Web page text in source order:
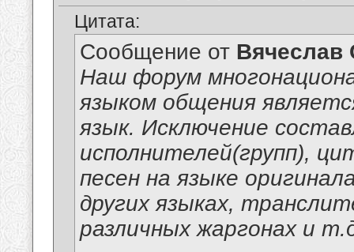
Цитата:
Сообщение от Вячеслав
Наш форум
языком общения
язык. Исключение
исполнителей(групп),
песен на языке
других языках,
различных жаргонах и